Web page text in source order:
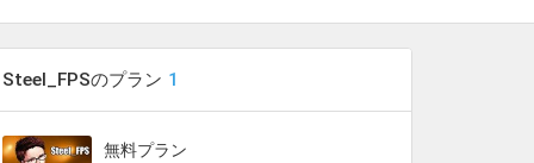
Steel_FPSのプラン 1
無料プラン